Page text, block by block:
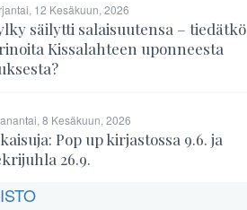
12 Kesäkuun, 2026
säilytti salaisuutensa – tiedätkö
Kissalahteen uponneesta
8 Kesäkuun, 2026
Pop up kirjastossa 9.6. ja
26.9.